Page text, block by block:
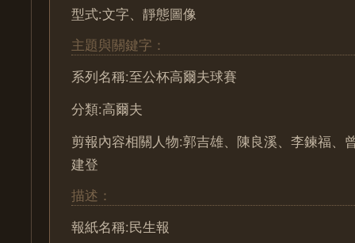
型式:文字、靜態圖像
主題與關鍵字：
系列名稱:至公杯高爾夫球賽
分類:高爾夫
剪報內容相關人物:郭吉雄、陳良溪、李鍊福、
建登
描述：
報紙名稱:民生報